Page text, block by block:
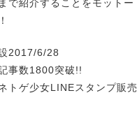
で紹介することをモットー
2017/6/28
事数1800突破!!
トゲ少女LINEスタンプ販売